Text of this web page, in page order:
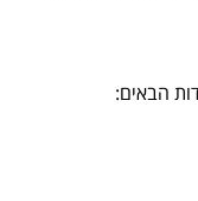
הבאים: